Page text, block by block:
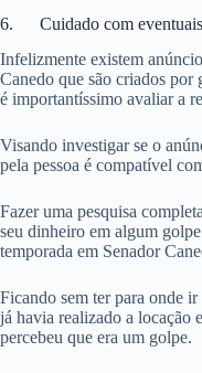
6. Cuidado com eventuais
Infelizmente existem
Canedo que são criados por
é importantíssimo avaliar a
Visando investigar se o
pela pessoa é compatível
Fazer uma pesquisa
seu dinheiro em algum
temporada em Senador
Ficando sem ter para onde
já havia realizado a locação
percebeu que era um golpe.